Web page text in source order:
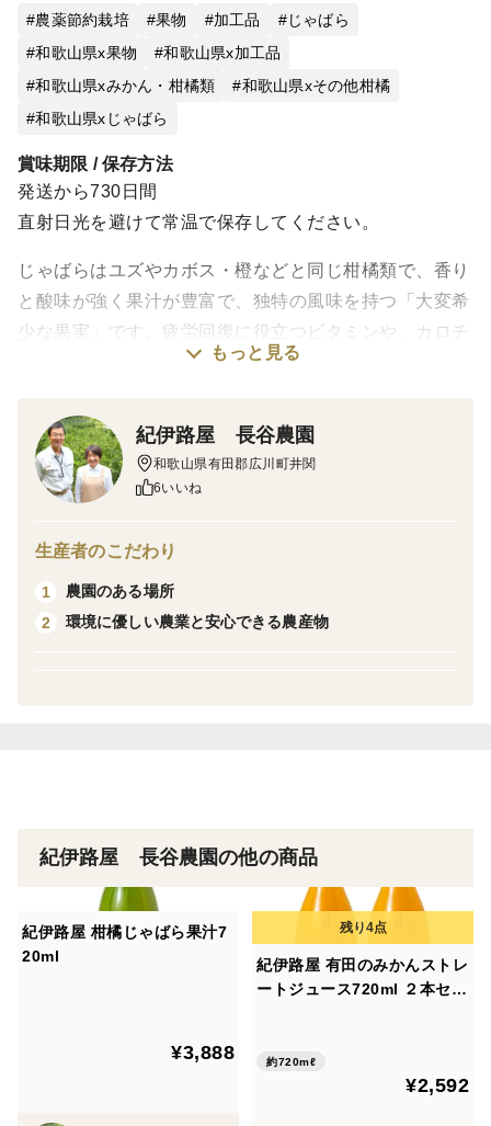
農薬節約栽培 果物 加工品
じゃばら
和歌山県x果物
和歌山県x加工品
和歌山県xみかん・柑橘類
和歌山県xその他柑橘
和歌山県xじゃばら
賞味期限 / 保存方法
発送から730日間
直射日光を避けて常温で保存してください。
じゃばらはユズやカボス・橙などと同じ柑橘類で、香り
と酸味が強く果汁が豊富で、独特の風味を持つ「大変希
少な果実」です。疲労回復に役立つビタミンや、カロチ
ンが含まれ、特に果皮にはナリルチン（フラボノイドの
う研究結果から、近年大変注目を集めている果実です。
じゃばらの皮を細かい粉末に仕上げました。水にも良く
いたり、料理の隠し味や、ケーキ作りになど、様々な用
製造者 紀伊路屋 長谷 光浩
和歌山県有田郡広川町井関６１１
栄養成分表示
100ｇ当り
もっと見る
紀伊路屋 長谷農園
和歌山県有田郡広川町井関
6いいね
生産者のこだわり
1
農園のある場所
2
環境に優しい農業と安心できる農産物
紀伊路屋 長谷農園の他の商品
紀伊路屋 柑橘じゃばら果汁7
20ml
¥3,888
紀伊路屋 有田のみかんストレ
ートジュース720ml ２本セッ
約720mℓ
¥2,592